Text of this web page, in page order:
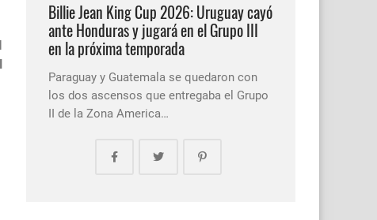
Billie Jean King Cup 2026: Uruguay cayó
ante Honduras y jugará en el Grupo III
en la próxima temporada
Paraguay y Guatemala se quedaron con
los dos ascensos que entregaba el Grupo
II de la Zona America…